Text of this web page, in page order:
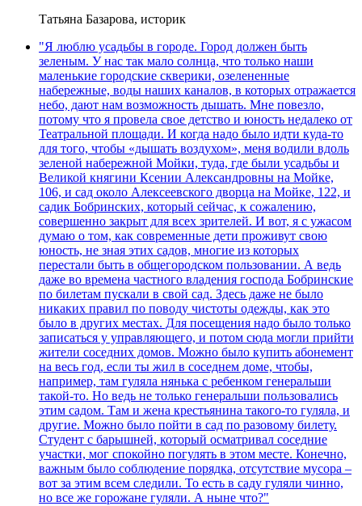
Татьяна Базарова, историк
"Я люблю усадьбы в городе. Город должен быть
зеленым. У нас так мало солнца, что только наши
маленькие городские скверики, озелененные
набережные, воды наших каналов, в которых отражается
небо, дают нам возможность дышать. Мне повезло,
потому что я провела свое детство и юность недалеко от
Театральной площади. И когда надо было идти куда-то
для того, чтобы «дышать воздухом», меня водили вдоль
зеленой набережной Мойки, туда, где были усадьбы и
Великой княгини Ксении Александровны на Мойке,
106, и сад около Алексеевского дворца на Мойке, 122, и
садик Бобринских, который сейчас, к сожалению,
совершенно закрыт для всех зрителей. И вот, я с ужасом
думаю о том, как современные дети проживут свою
юность, не зная этих садов, многие из которых
перестали быть в общегородском пользовании. А ведь
даже во времена частного владения господа Бобринские
по билетам пускали в свой сад. Здесь даже не было
никаких правил по поводу чистоты одежды, как это
было в других местах. Для посещения надо было только
записаться у управляющего, и потом сюда могли прийти
жители соседних домов. Можно было купить абонемент
на весь год, если ты жил в соседнем доме, чтобы,
например, там гуляла нянька с ребенком генеральши
такой-то. Но ведь не только генеральши пользовались
этим садом. Там и жена крестьянина такого-то гуляла, и
другие. Можно было пойти в сад по разовому билету.
Студент с барышней, который осматривал соседние
участки, мог спокойно погулять в этом месте. Конечно,
важным было соблюдение порядка, отсутствие мусора –
вот за этим всем следили. То есть в саду гуляли чинно,
но все же горожане гуляли. А ныне что?"